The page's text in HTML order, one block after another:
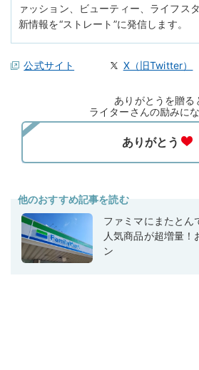
ァッション、ビューティー、ライフス
新情報を“ストレート”に発信します。
公式サイト X（旧Twitter）
ありがとうを贈る
ライターさんの励みに
他のおすすめ記事を読む
ファミマにまたとん
人気商品が超増量
ン